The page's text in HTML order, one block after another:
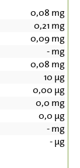
0,08 mg
0,21 mg
0,09mg
-mg
0,08 mg
10 µg
0,00 µg
0,0 mg
0,0 µg
-mg
-µg